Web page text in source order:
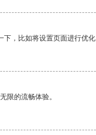
下，比如将设置页面进行优
限的流畅体验。